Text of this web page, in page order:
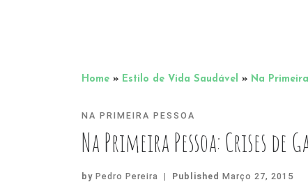
Home » Estilo de Vida Saudável » Na
NA PRIMEIRA PESSOA
Na Primeira Pessoa: Crises de
by Pedro Pereira | Published Março 27, 2015